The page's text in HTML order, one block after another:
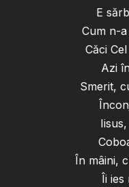
E
Cum n-
Căci
Azi
Smerit,
În mâini,
Îi ies